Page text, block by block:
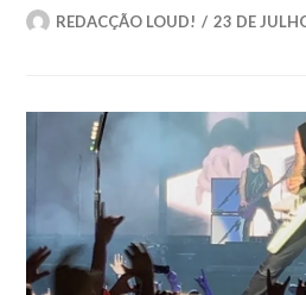
REDACÇÃO LOUD! 23 DE